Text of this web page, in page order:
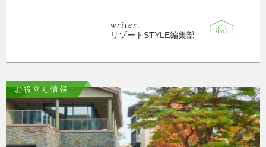
writer:
リゾートSTYLE編集部
お役立ち情報